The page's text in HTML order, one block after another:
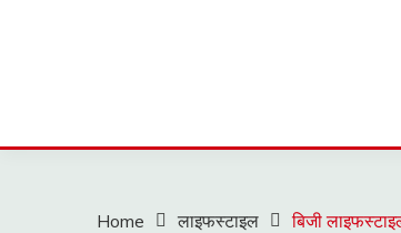
Home लाइफस्टाइल बिजी